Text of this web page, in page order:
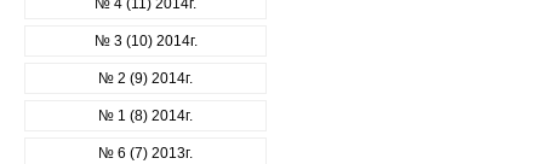
№ 3 (10) 2014г.
№ 2 (9) 2014г.
№ 1 (8) 2014г.
№ 6 (7) 2013г.